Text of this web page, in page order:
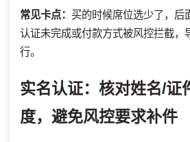
常见卡点： 买的时候席位选少了，后
认证未完成或付款方式被风控拦截，
行。
实名认证：核对姓名/证
度，避免风控要求补件